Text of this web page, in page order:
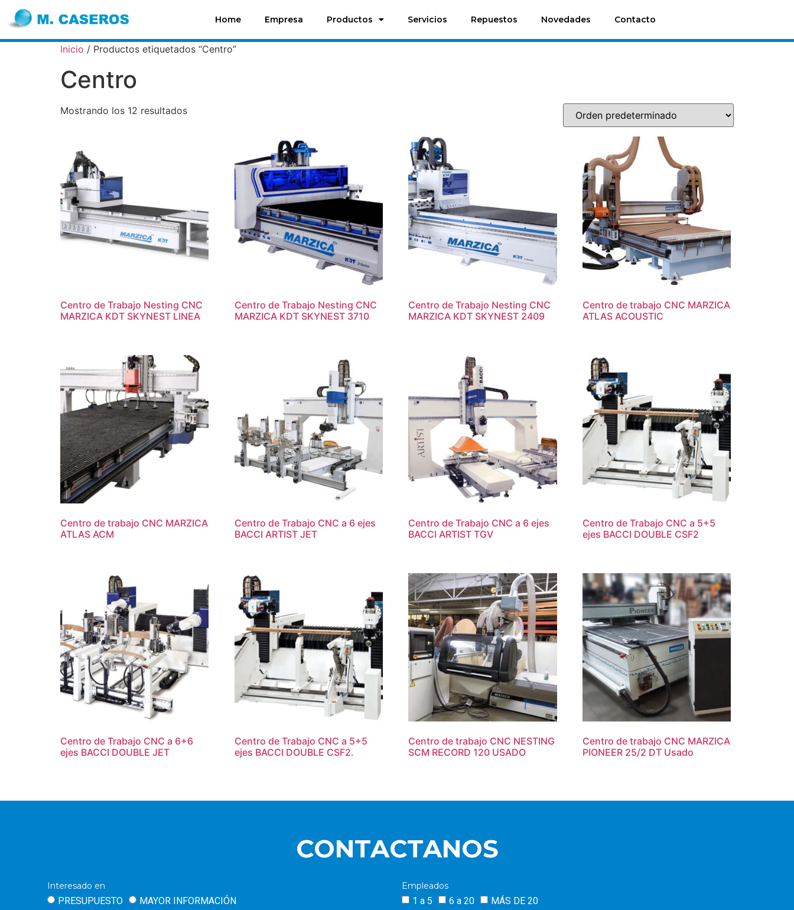
Home Empresa Productos Servicios Repuestos Novedades Contacto
Inicio / Productos etiquetados “Centro”
Centro
Mostrando los 12 resultados
Centro de Trabajo Nesting CNC
MARZICA KDT SKYNEST LINEA
Centro de Trabajo Nesting CNC
MARZICA KDT SKYNEST 3710
Centro de Trabajo Nesting CNC
MARZICA KDT SKYNEST 2409
Centro de trabajo CNC MARZICA
ATLAS ACOUSTIC
Centro de trabajo CNC MARZICA
ATLAS ACM
Centro de Trabajo CNC a 6 ejes
BACCI ARTIST JET
Centro de Trabajo CNC a 6 ejes
BACCI ARTIST TGV
Centro de Trabajo CNC a 5+5
ejes BACCI DOUBLE CSF2
Centro de Trabajo CNC a 6+6
ejes BACCI DOUBLE JET
Centro de Trabajo CNC a 5+5
ejes BACCI DOUBLE CSF2.
Centro de trabajo CNC NESTING
SCM RECORD 120 USADO
Centro de trabajo CNC MARZICA
PIONEER 25/2 DT Usado
CONTACTANOS
Interesado en
PRESUPUESTO MAYOR INFORMACIÓN
Empleados
1 a 5 6 a 20 MÁS DE 20